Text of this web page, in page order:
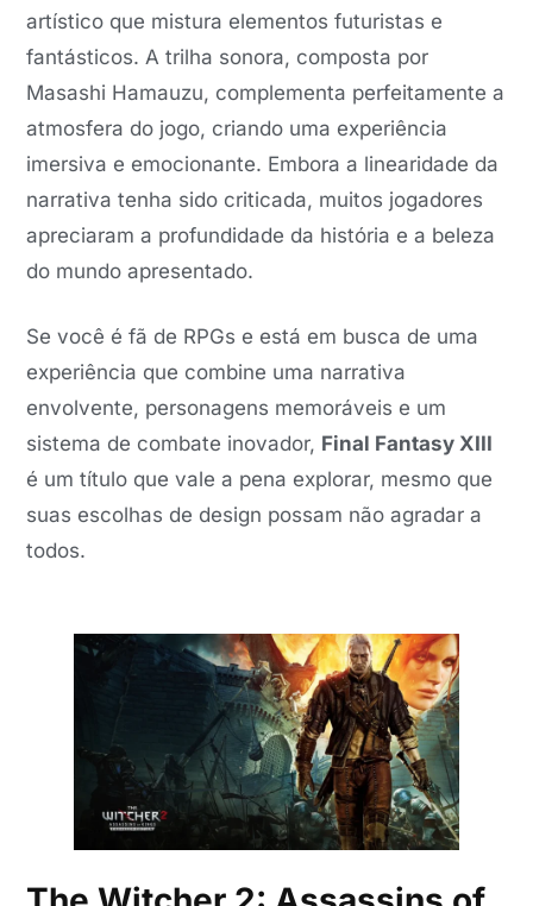
artístico que mistura elementos futuristas e
fantásticos. A trilha sonora, composta por
Masashi Hamauzu, complementa perfeitamente a
atmosfera do jogo, criando uma experiência
imersiva e emocionante. Embora a linearidade da
narrativa tenha sido criticada, muitos jogadores
apreciaram a profundidade da história e a beleza
do mundo apresentado.
Se você é fã de RPGs e está em busca de uma
experiência que combine uma narrativa
envolvente, personagens memoráveis e um
sistema de combate inovador, Final Fantasy XIII
é um título que vale a pena explorar, mesmo que
suas escolhas de design possam não agradar a
todos.